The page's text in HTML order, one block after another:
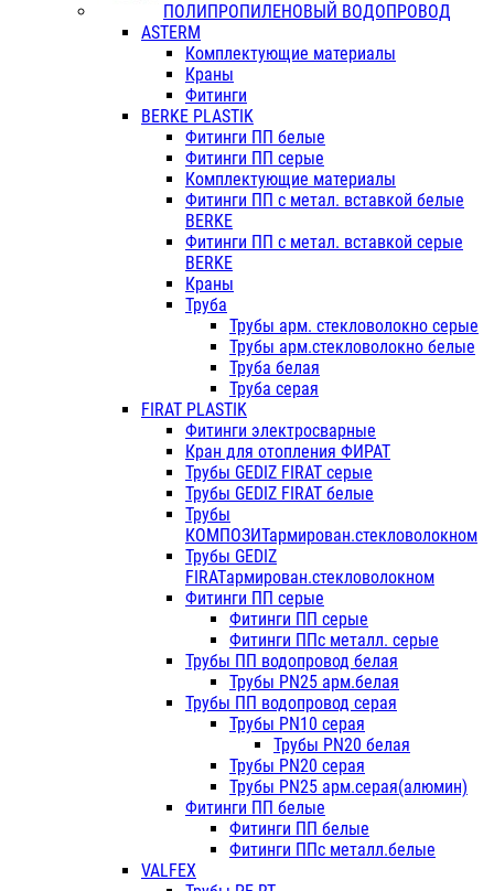
ПОЛИПРОПИЛЕНОВЫЙ ВОДОПРОВОД
ASTERM
Комплектующие материалы
Краны
Фитинги
BERKE PLASTIK
Фитинги ПП белые
Фитинги ПП серые
Комплектующие материалы
Фитинги ПП с метал. вставкой белые
BERKE
Фитинги ПП с метал. вставкой серые
BERKE
Краны
Труба
Трубы арм. стекловолокно серые
Трубы арм.стекловолокно белые
Труба белая
Труба серая
FIRAT PLASTIK
Фитинги электросварные
Кран для отопления ФИРАТ
Трубы GEDIZ FIRAT серые
Трубы GEDIZ FIRAT белые
Трубы
КОМПОЗИТармирован.стекловолокном
Трубы GEDIZ
FIRATармирован.стекловолокном
Фитинги ПП серые
Фитинги ПП серые
Фитинги ППс металл. серые
Трубы ПП водопровод белая
Трубы PN25 арм.белая
Трубы ПП водопровод серая
Трубы PN10 серая
Трубы PN20 белая
Трубы PN20 серая
Трубы PN25 арм.серая(алюмин)
Фитинги ПП белые
Фитинги ПП белые
Фитинги ППс металл.белые
VALFEX